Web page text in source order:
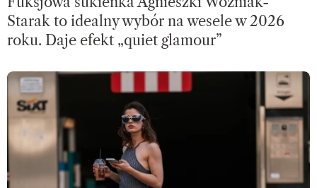
Starak to idealny wybór na wesele w 2026
roku. Daje efekt „quiet glamour”